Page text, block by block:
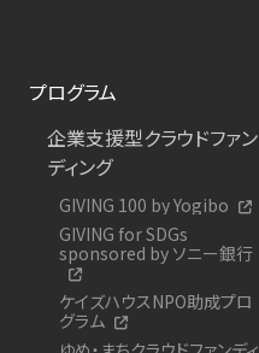
プログラム
企業支援型クラウドファン
ディング
GIVING 100 by Yogibo
GIVING for SDGs
sponsored by ソニー銀行
ケイズハウスNPO助成プロ
グラム